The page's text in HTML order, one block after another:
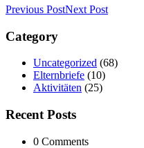
Previous PostNext Post
Category
Uncategorized (68)
Elternbriefe (10)
Aktivitäten (25)
Recent Posts
0 Comments